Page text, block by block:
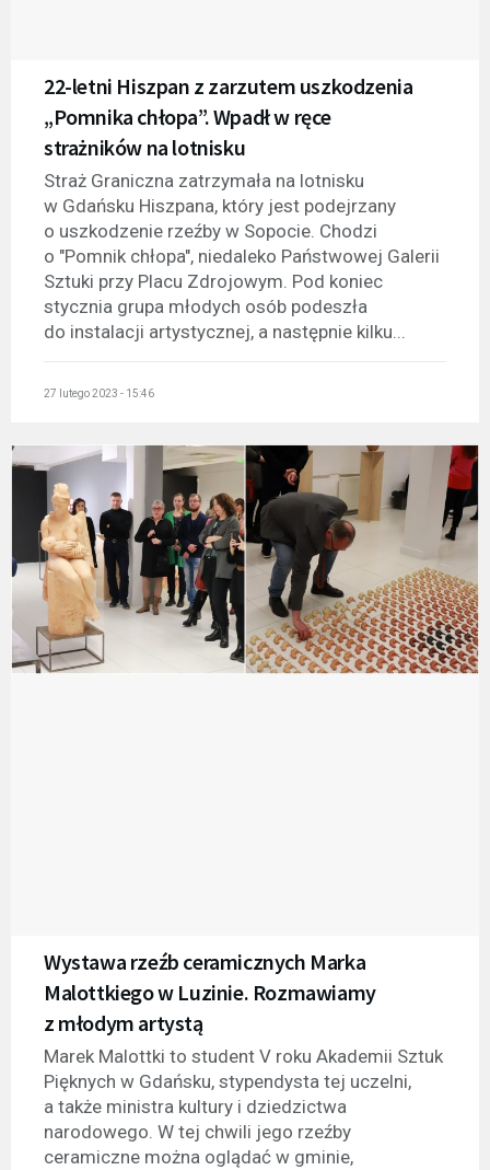
22-letni Hiszpan z zarzutem uszkodzenia
„Pomnika chłopa”. Wpadł w ręce
strażników na lotnisku
Straż Graniczna zatrzymała na lotnisku
w Gdańsku Hiszpana, który jest podejrzany
o uszkodzenie rzeźby w Sopocie. Chodzi
o "Pomnik chłopa", niedaleko Państwowej Galerii
Sztuki przy Placu Zdrojowym. Pod koniec
stycznia grupa młodych osób podeszła
do instalacji artystycznej, a następnie kilku...
27 lutego 2023 - 15:46
Wystawa rzeźb ceramicznych Marka
Malottkiego w Luzinie. Rozmawiamy
z młodym artystą
Marek Malottki to student V roku Akademii Sztuk
Pięknych w Gdańsku, stypendysta tej uczelni,
a także ministra kultury i dziedzictwa
narodowego. W tej chwili jego rzeźby
ceramiczne można oglądać w gminie,